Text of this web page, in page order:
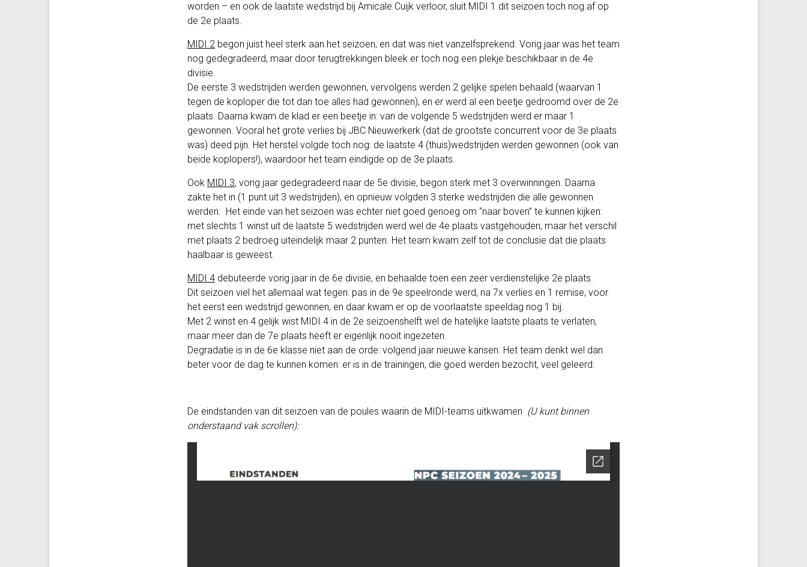
worden – en ook de laatste wedstrijd bij Amicale Cuijk verloor, sluit MIDI 1 dit seizoen toch nog af op
de 2e plaats.
MIDI 2 begon juist heel sterk aan het seizoen, en dat was niet vanzelfsprekend. Vorig jaar was het team
nog gedegradeerd, maar door terugtrekkingen bleek er toch nog een plekje beschikbaar in de 4e
divisie.
De eerste 3 wedstrijden werden gewonnen, vervolgens werden 2 gelijke spelen behaald (waarvan 1
tegen de koploper die tot dan toe alles had gewonnen), en er werd al een beetje gedroomd over de 2e
plaats. Daarna kwam de klad er een beetje in: van de volgende 5 wedstrijden werd er maar 1
gewonnen. Vooral het grote verlies bij JBC Nieuwerkerk (dat de grootste concurrent voor de 3e plaats
was) deed pijn. Het herstel volgde toch nog: de laatste 4 (thuis)wedstrijden werden gewonnen (ook van
beide koplopers!), waardoor het team eindigde op de 3e plaats.
Ook MIDI 3, vorig jaar gedegradeerd naar de 5e divisie, begon sterk met 3 overwinningen. Daarna
zakte het in (1 punt uit 3 wedstrijden), en opnieuw volgden 3 sterke wedstrijden die alle gewonnen
werden. Het einde van het seizoen was echter niet goed genoeg om “naar boven” te kunnen kijken:
met slechts 1 winst uit de laatste 5 wedstrijden werd wel de 4e plaats vastgehouden, maar het verschil
met plaats 2 bedroeg uiteindelijk maar 2 punten. Het team kwam zelf tot de conclusie dat die plaats
haalbaar is geweest.
MIDI 4 debuteerde vorig jaar in de 6e divisie, en behaalde toen een zeer verdienstelijke 2e plaats.
Dit seizoen viel het allemaal wat tegen: pas in de 9e speelronde werd, na 7x verlies en 1 remise, voor
het eerst een wedstrijd gewonnen, en daar kwam er op de voorlaatste speeldag nog 1 bij.
Met 2 winst en 4 gelijk wist MIDI 4 in de 2e seizoenshelft wel de hatelijke laatste plaats te verlaten,
maar meer dan de 7e plaats heeft er eigenlijk nooit ingezeten.
Degradatie is in de 6e klasse niet aan de orde: volgend jaar nieuwe kansen. Het team denkt wel dan
beter voor de dag te kunnen komen: er is in de trainingen, die goed werden bezocht, veel geleerd.
De eindstanden van dit seizoen van de poules waarin de MIDI-teams uitkwamen (U kunt binnen
onderstaand vak scrollen):